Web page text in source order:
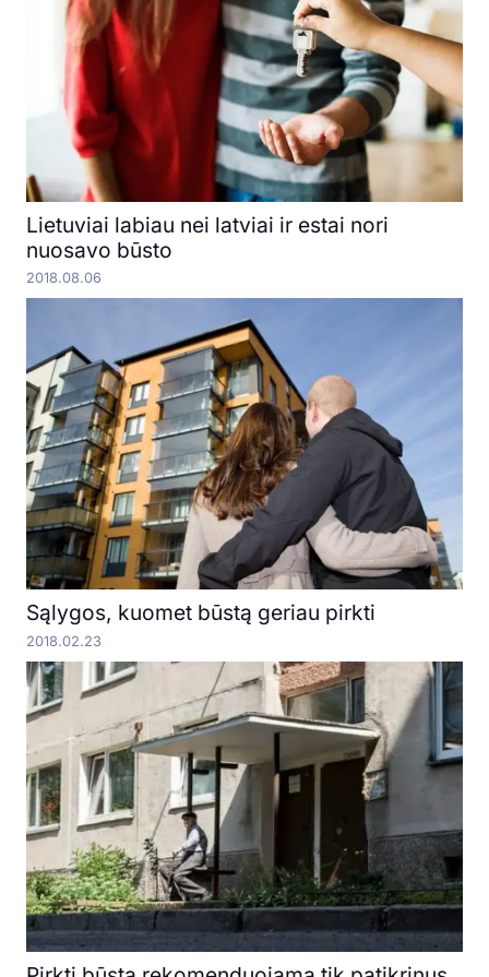
Lietuviai labiau nei latviai ir estai nori
nuosavo būsto
2018.08.06
Sąlygos, kuomet būstą geriau pirkti
2018.02.23